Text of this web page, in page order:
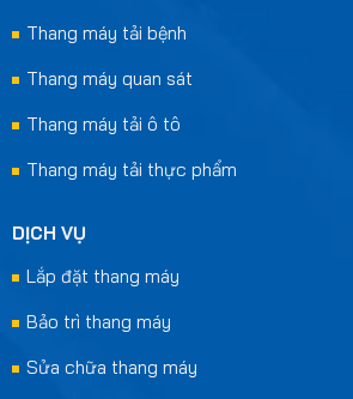
Thang máy tải bệnh
Thang máy quan sát
Thang máy tải ô tô
Thang máy tải thực phẩm
DỊCH VỤ
Lắp đặt thang máy
Bảo trì thang máy
Sửa chữa thang máy